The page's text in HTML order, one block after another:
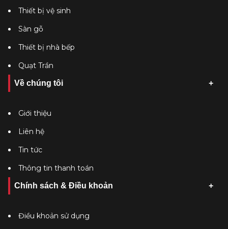
Thiết bị vệ sinh
Sàn gỗ
Thiết bị nhà bếp
Quạt Trần
Về chúng tôi
Giới thiệu
Liên hệ
Tin tức
Thông tin thanh toán
Chính sách & Điều khoản
Điều khoản sử dụng